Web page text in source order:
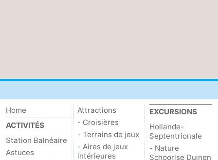
Home
ACTIVITÉS
Station Balnéaire
Astuces
Attractions
- Croisières
- Terrains de jeux
- Aires de jeux
intérieures
EXCURSIONS
Hollande-
Septentrionale
- Nature
Schoorlse Duinen